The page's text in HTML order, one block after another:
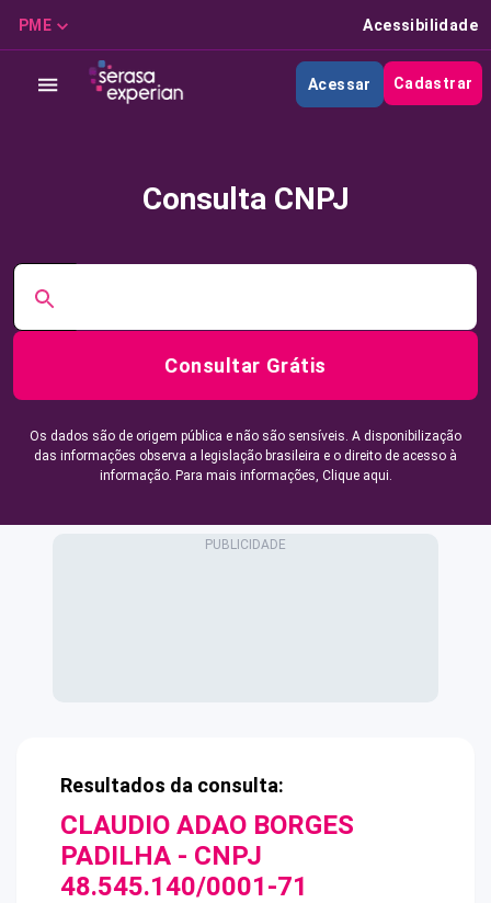
PME Acessibilidade
Acessar Cadastrar
Consulta CNPJ
Consultar Grátis
Os dados são de origem pública e não são sensíveis. A disponibilização
das informações observa a legislação brasileira e o direito de acesso à
informação. Para mais informações, Clique aqui.
Resultados da consulta:
CLAUDIO ADAO BORGES
PADILHA - CNPJ
48.545.140/0001-71